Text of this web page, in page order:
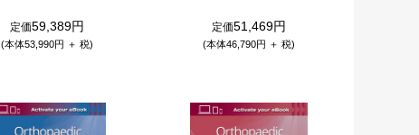
定価59,389円
(本体53,990円 ＋ 税)
定価51,469円
(本体46,790円 ＋ 税)